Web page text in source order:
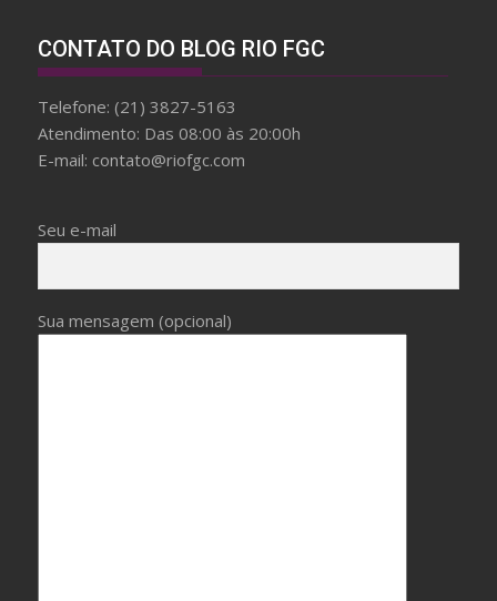
d
f
k
e
b
e
i
CONTATO DO BLOG RIO FGC
Telefone: (21) 3827-5163
Atendimento: Das 08:00 às 20:00h
E-mail: contato@riofgc.com
Seu e-mail
Sua mensagem (opcional)